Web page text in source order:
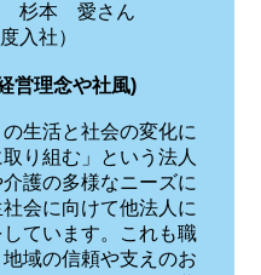
杉本 愛さん
入社）
営理念や社風)
生活と社会の変化に
り組む」という法人
護の多様なニーズに
会に向けて他法人に
ています。これも職
域の信頼や支えのお